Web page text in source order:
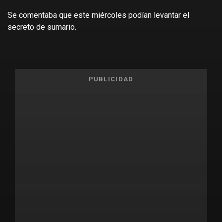
Se comentaba que este miércoles podían levantar el
secreto de sumario.
PUBLICIDAD